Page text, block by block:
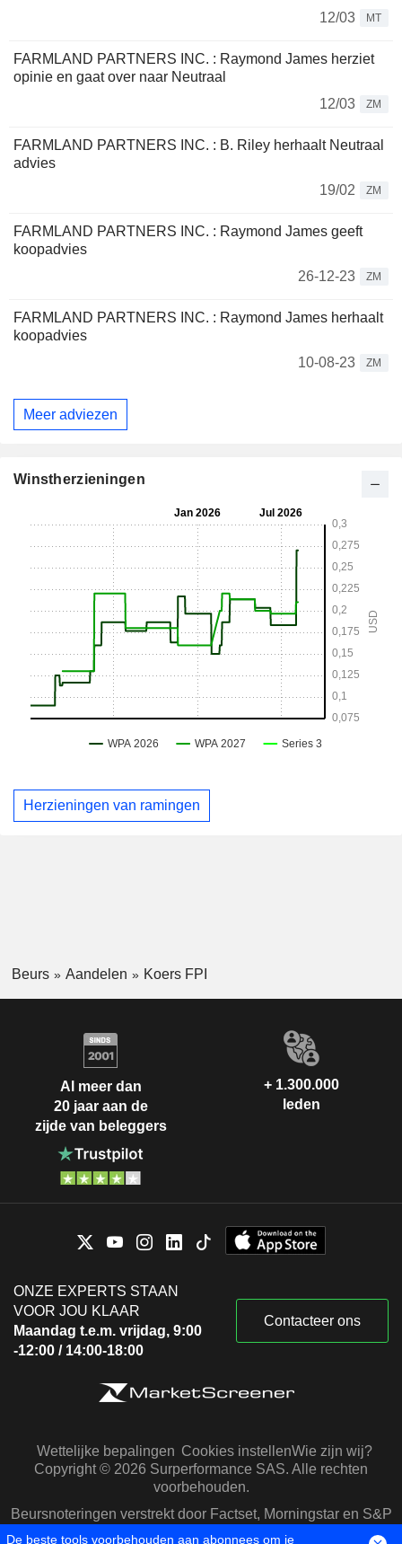
12/03
MT
FARMLAND PARTNERS INC. : Raymond James herziet
opinie en gaat over naar Neutraal
12/03
ZM
FARMLAND PARTNERS INC. : B. Riley herhaalt Neutraal
advies
19/02
ZM
FARMLAND PARTNERS INC. : Raymond James geeft
koopadvies
26-12-23
ZM
FARMLAND PARTNERS INC. : Raymond James herhaalt
koopadvies
10-08-23
ZM
Meer adviezen
Winstherzieningen
Herzieningen van ramingen
Beurs Aandelen Koers FPI
Al meer dan
20 jaar aan de
zijde van beleggers
+ 1.300.000
leden
ONZE EXPERTS STAAN
VOOR JOU KLAAR
Maandag t.e.m. vrijdag, 9:00
-12:00 / 14:00-18:00
Contacteer ons
Wettelijke bepalingen Cookies instellenWie zijn wij?
Copyright © 2026 Surperformance SAS. Alle rechten
voorbehouden.
Beursnoteringen verstrekt door Factset, Morningstar en S&P
Capital IQ
De beste tools voorbehouden aan abonnees om je